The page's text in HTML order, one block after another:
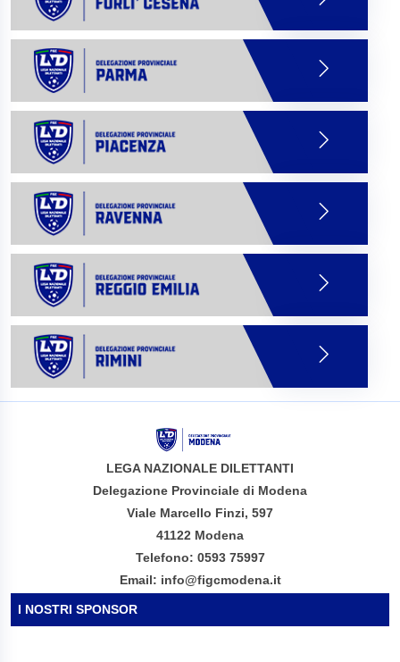
LEGA NAZIONALE DILETTANTI
Delegazione Provinciale di Modena
Viale Marcello Finzi, 597
41122 Modena
Telefono: 0593 75997
Email: info@figcmodena.it
I NOSTRI SPONSOR